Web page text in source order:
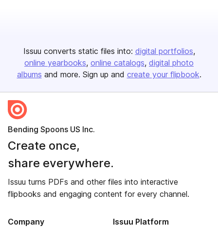
Issuu converts static files into: digital portfolios
online yearbooks online catalogs digital photo
albums and more. Sign up and create your flipbook.
Bending Spoons US Inc.
Create once,
share everywhere.
Issuu turns PDFs and other files into interactive
flipbooks and engaging content for every channel.
Company Issuu Platform